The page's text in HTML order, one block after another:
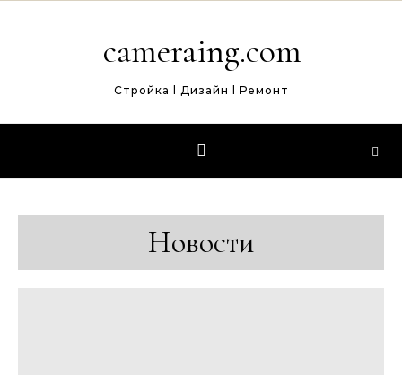
cameraing.com
Стройка l Дизайн l Ремонт
Новости